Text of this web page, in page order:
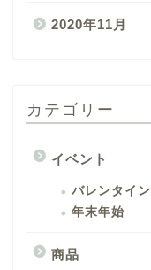
2020年11月
カテゴリー
イベント
バレンタイン
年末年始
商品